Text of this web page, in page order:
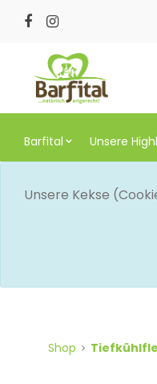
Barfital Unsere
Unsere Kekse
Shop